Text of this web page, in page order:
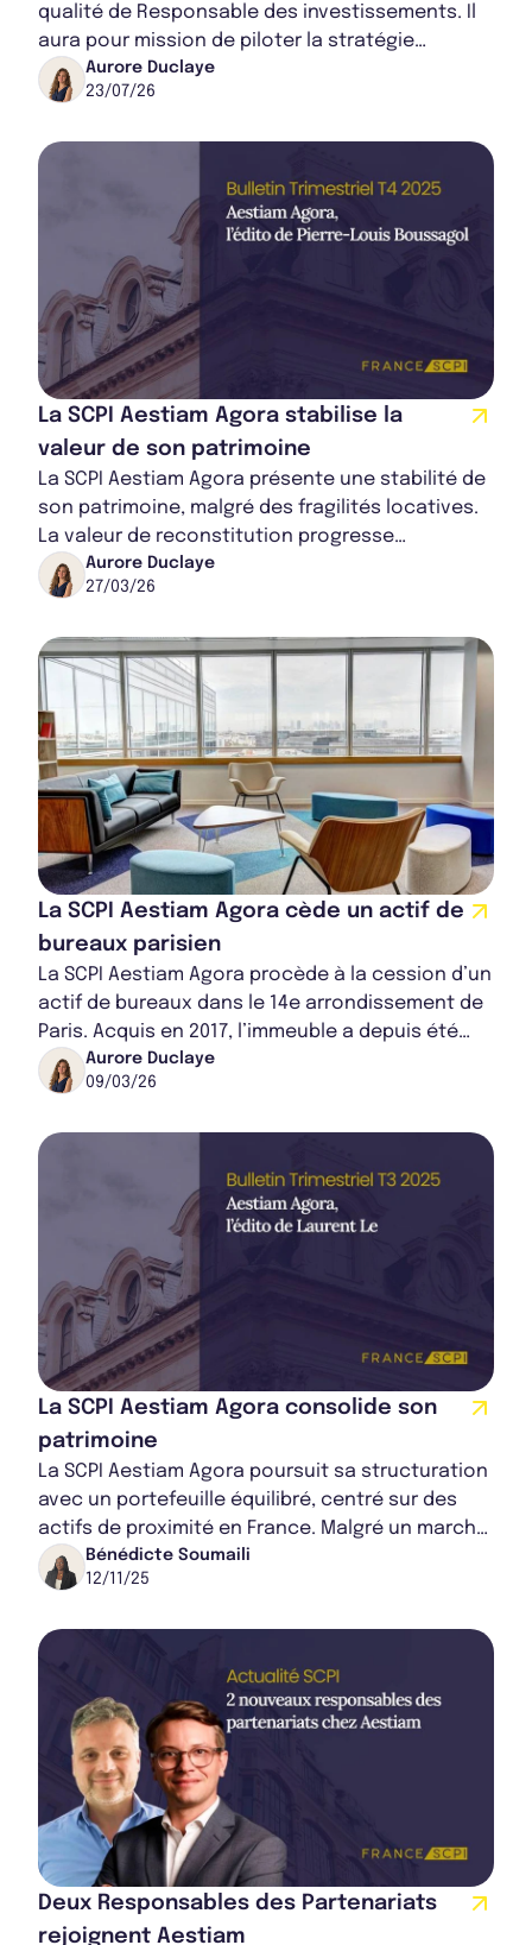
qualité de Responsable des investissements. Il
aura pour mission de piloter la stratégie
d’investissement immobilier de la société d...
Aurore Duclaye
23/07/26
La SCPI Aestiam Agora stabilise la
valeur de son patrimoine
La SCPI Aestiam Agora présente une stabilité de
son patrimoine, malgré des fragilités locatives.
La valeur de reconstitution progresse
légèrement, tandis que certains actifs resten...
Aurore Duclaye
27/03/26
La SCPI Aestiam Agora cède un actif de
bureaux parisien
La SCPI Aestiam Agora procède à la cession d’un
actif de bureaux dans le 14e arrondissement de
Paris. Acquis en 2017, l’immeuble a depuis été
valorisé, permettant à la SCPI de réal...
Aurore Duclaye
09/03/26
La SCPI Aestiam Agora consolide son
patrimoine
La SCPI Aestiam Agora poursuit sa structuration
avec un portefeuille équilibré, centré sur des
actifs de proximité en France. Malgré un marché
complexe, elle maintient une performa...
Bénédicte Soumaili
12/11/25
Deux Responsables des Partenariats
rejoignent Aestiam